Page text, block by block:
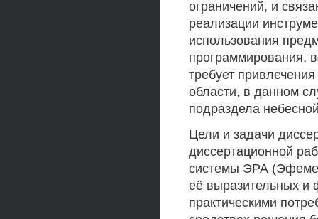
ограничений, и
реализации
использования
программирования,
требует
области, в данном
подраздела
Цели и задачи
диссертационной
системы ЭРА
её выразительных и
практическими